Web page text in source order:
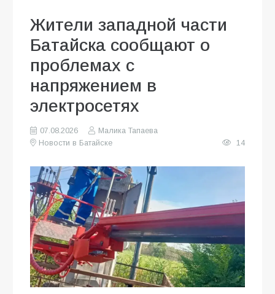
Жители западной части
Батайска сообщают о
проблемах с
напряжением в
электросетях
07.08.2026
Малика Тапаева
Новости в Батайске
14